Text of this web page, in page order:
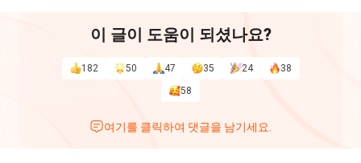
이 글이 도움이 되셨나요?
182 50 47 35 24
38
58
여기를 클릭하여 댓글을 남기세요.